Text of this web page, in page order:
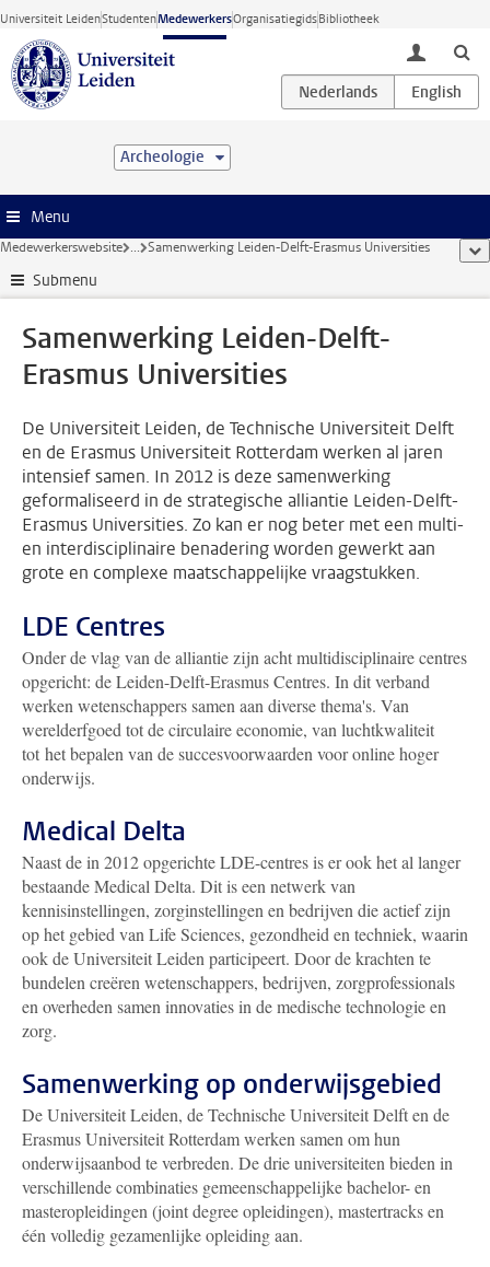
Ga direct naar de inhoud
Universiteit LeidenStudentenMedewerkersOrganisatiegidsBibliotheek
toggle
Archeologie
Menu
Medewerkerswebsite ... Samenwerking Leiden-Delft-Erasmus Universities
Submenu
Samenwerking Leiden-Delft-
Erasmus Universities
De Universiteit Leiden, de Technische Universiteit Delft
en de Erasmus Universiteit Rotterdam werken al jaren
intensief samen. In 2012 is deze samenwerking
geformaliseerd in de strategische alliantie Leiden-Delft-
Erasmus Universities. Zo kan er nog beter met een multi-
en interdisciplinaire benadering worden gewerkt aan
grote en complexe maatschappelijke vraagstukken.
LDE Centres
Onder de vlag van de alliantie zijn acht multidisciplinaire centres
opgericht: de Leiden-Delft-Erasmus Centres. In dit verband
werken wetenschappers samen aan diverse thema's. Van
werelderfgoed tot de circulaire economie, van luchtkwaliteit
tot het bepalen van de succesvoorwaarden voor online hoger
onderwijs.
Medical Delta
Naast de in 2012 opgerichte LDE-centres is er ook het al langer
bestaande Medical Delta. Dit is een netwerk van
kennisinstellingen, zorginstellingen en bedrijven die actief zijn
op het gebied van Life Sciences, gezondheid en techniek, waarin
ook de Universiteit Leiden participeert. Door de krachten te
bundelen creëren wetenschappers, bedrijven, zorgprofessionals
en overheden samen innovaties in de medische technologie en
zorg.
Samenwerking op onderwijsgebied
De Universiteit Leiden, de Technische Universiteit Delft en de
Erasmus Universiteit Rotterdam werken samen om hun
onderwijsaanbod te verbreden. De drie universiteiten bieden in
verschillende combinaties gemeenschappelijke bachelor- en
masteropleidingen (joint degree opleidingen), mastertracks en
één volledig gezamenlijke opleiding aan.